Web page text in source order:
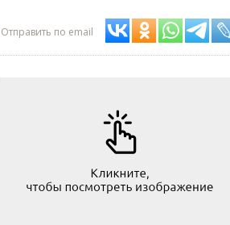
Отправить по email